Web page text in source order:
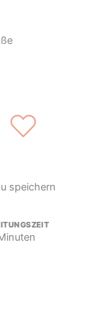
speichern